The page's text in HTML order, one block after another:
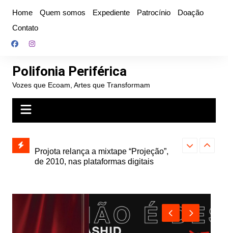
conteúdo
Home Quem somos Expediente Patrocínio
Doação
Contato
Polifonia Periférica
Vozes que Ecoam, Artes que Transformam
e abre
autoral,
de 2010, nas plataformas digitais
Farofa